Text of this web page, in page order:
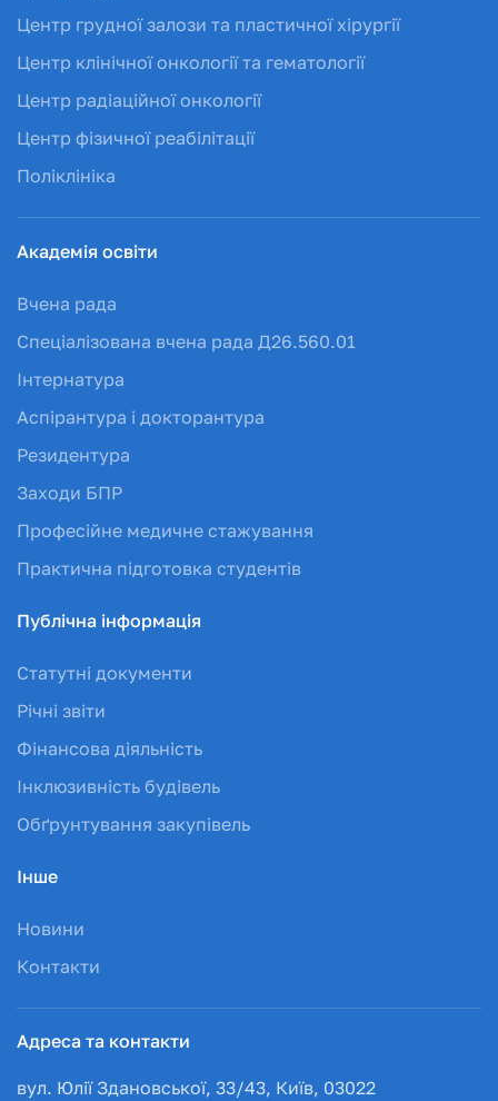
Центр грудної залози та пластичної хірургії
Центр клінічної онкології та гематології
Центр радіаційної онкології
Центр фізичної реабілітації
Поліклініка
Академія освіти
Вчена рада
Спеціалізована вчена рада Д26.560.01
Інтернатура
Аспірантура і докторантура
Резидентура
Заходи БПР
Професійне медичне стажування
Практична підготовка студентів
Публічна інформація
Статутні документи
Річні звіти
Фінансова діяльність
Інклюзивність будівель
Обґрунтування закупівель
Інше
Новини
Контакти
Адреса та контакти
вул. Юлії Здановської, 33/43, Київ, 03022